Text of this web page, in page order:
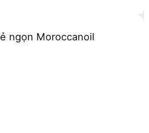
ngọn Moroccanoil